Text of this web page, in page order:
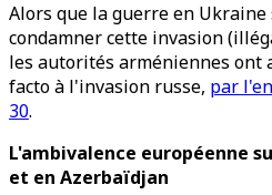
Alors que la guerre en
condamner cette invasion
les autorités arméniennes ont
facto à l'invasion russe, par
30.
L'ambivalence européenne
et en Azerbaïdjan